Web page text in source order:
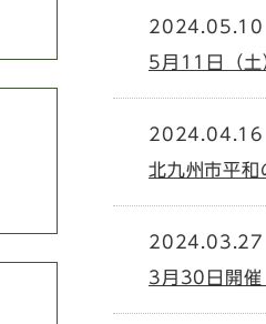
2024.05.10
5月11日（土
2024.04.16
北九州市平和
2024.03.27
3月30日開